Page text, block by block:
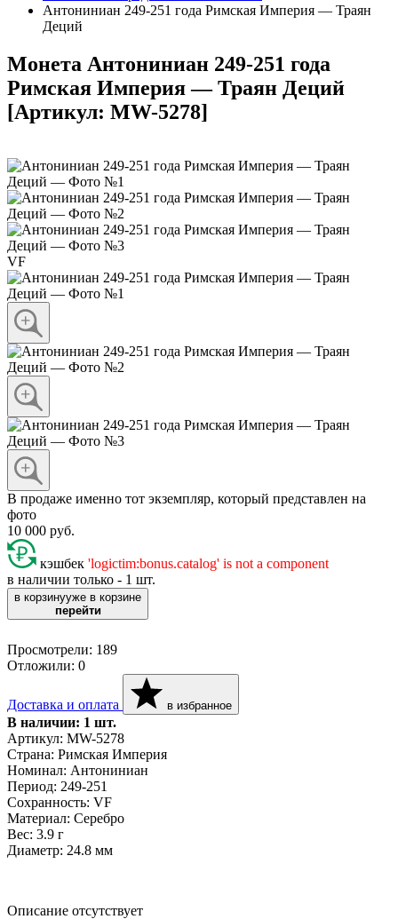
Антониниан 249-251 года Римская Империя — Траян
Деций
Монета Антониниан 249-251 года
Римская Империя — Траян Деций
[Артикул: MW-5278]
VF
В продаже именно тот экземпляр, который представлен на
фото
10 000 руб.
кэшбек 'logictim:bonus.catalog' is not a component
в наличии только - 1 шт.
в корзинууже в корзине
перейти
Просмотрели: 189
Отложили: 0
Доставка и оплата в избранное
В наличии: 1 шт.
Артикул: MW-5278
Страна: Римская Империя
Номинал: Антониниан
Период: 249-251
Сохранность: VF
Материал: Серебро
Вес: 3.9 г
Диаметр: 24.8 мм
Описание отсутствует